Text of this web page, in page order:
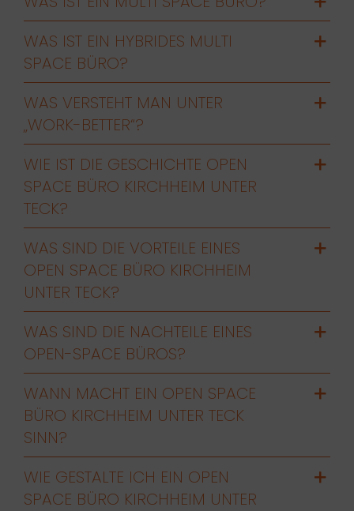
WAS IST EIN HYBRIDES MULTI
SPACE BÜRO?
WAS VERSTEHT MAN UNTER
„WORK-BETTER“?
WIE IST DIE GESCHICHTE OPEN
SPACE BÜRO KIRCHHEIM UNTER
TECK?
WAS SIND DIE VORTEILE EINES
OPEN SPACE BÜRO KIRCHHEIM
UNTER TECK?
WAS SIND DIE NACHTEILE EINES
OPEN-SPACE BÜROS?
WANN MACHT EIN OPEN SPACE
BÜRO KIRCHHEIM UNTER TECK
SINN?
WIE GESTALTE ICH EIN OPEN
SPACE BÜRO KIRCHHEIM UNTER